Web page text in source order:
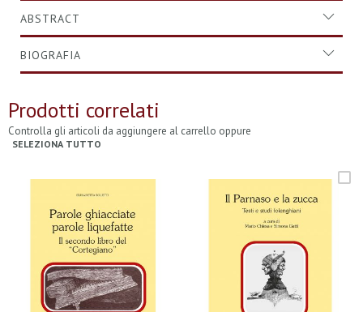
ABSTRACT
BIOGRAFIA
Prodotti correlati
Controlla gli articoli da aggiungere al carrello oppure
SELEZIONA TUTTO